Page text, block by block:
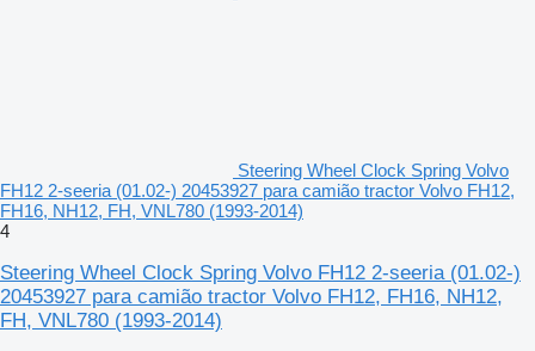
Steering Wheel Clock Spring Volvo
FH12 2-seeria (01.02-) 20453927 para camião tractor Volvo FH12,
FH16, NH12, FH, VNL780 (1993-2014)
4
Steering Wheel Clock Spring Volvo FH12 2-seeria (01.02-)
20453927 para camião tractor Volvo FH12, FH16, NH12,
FH, VNL780 (1993-2014)